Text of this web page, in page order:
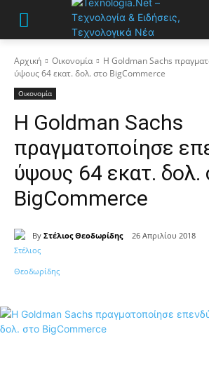
Αρχική Οικονομία
Η Goldman Sachs
ύψους 64 εκατ. δολ. στο BigCommerce
Οικονομία
Η Goldman Sachs
πραγματοποίησε
ύψους 64 εκατ. δολ.
BigCommerce
By Στέλιος Θεοδωρίδης 26 Απριλίου 2018